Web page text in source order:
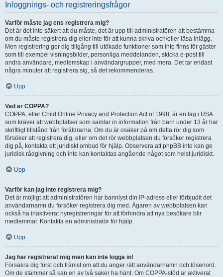
Inloggnings- och registreringsfrågor
Varför måste jag ens registrera mig?
Det är det inte säkert att du måste, det är upp till administratören att bestämma
om du måste registrera dig eller inte för att kunna skriva och/eller läsa inlägg.
Men registrering ger dig tillgång till utökade funktioner som inte finns för gäster
som till exempel visningsbilder, personliga meddelanden, skicka e-post till
andra användare, medlemskap i användargrupper, med mera. Det tar endast
några minuter att registrera sig, så det rekommenderas.
Upp
Vad är COPPA?
COPPA, eller Child Online Privacy and Protection Act of 1998, är en lag i USA
som kräver att webbplatser som samlar in information från barn under 13 år har
skriftligt tillstånd från föräldrarna. Om du är osäker på om detta rör dig som
försöker att registrera dig, eller om det rör webbplatsen du försöker registrera
dig på, kontakta ett juridiskt ombud för hjälp. Observera att phpBB inte kan ge
juridisk rådgivning och inte kan kontaktas angående något som helst juridiskt.
Upp
Varför kan jag inte registrera mig?
Det är möjligt att administratören har bannlyst din IP-adress eller förbjudit det
användarnamn du försöker registrera dig med. Ägaren av webbplatsen kan
också ha inaktiverat nyregistreringar för att förhindra att nya besökare blir
medlemmar. Kontakta en administratör för hjälp.
Upp
Jag har registrerat mig men kan inte logga in!
Försäkra dig först och främst om att du anger rätt användarnamn och lösenord.
Om de stämmer så kan en av två saker ha hänt. Om COPPA-stöd är aktiverat